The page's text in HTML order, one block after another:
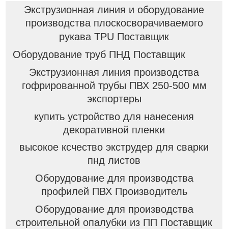
Экструзионная линия и оборудование
производства плоскосворачиваемого
рукава TPU Поставщик
Оборудование труб ПНД Поставщик
Экструзионная линия производства
гофрированной трубы ПВХ 250-500 мм
экспортеры
купить устройство для нанесения
декоративной пленки
высокое ксчество экструдер для сварки
пнд листов
Оборудование для производства
профилей ПВХ Производитель
Оборудование для производства
строительной опалубки из ПП Поставщик